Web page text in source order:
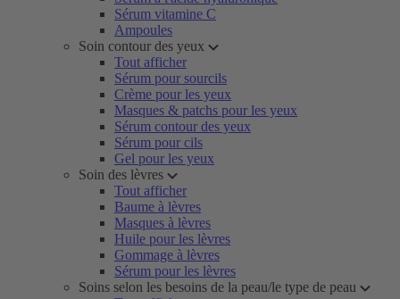
Sérum vitamine C
Ampoules
Soin contour des yeux
Tout afficher
Sérum pour sourcils
Crème pour les yeux
Masques & patchs pour les yeux
Sérum contour des yeux
Sérum pour cils
Gel pour les yeux
Soin des lèvres
Tout afficher
Baume à lèvres
Masques à lèvres
Huile pour les lèvres
Gommage à lèvres
Sérum pour les lèvres
Soins selon les besoins de la peau/le type de peau